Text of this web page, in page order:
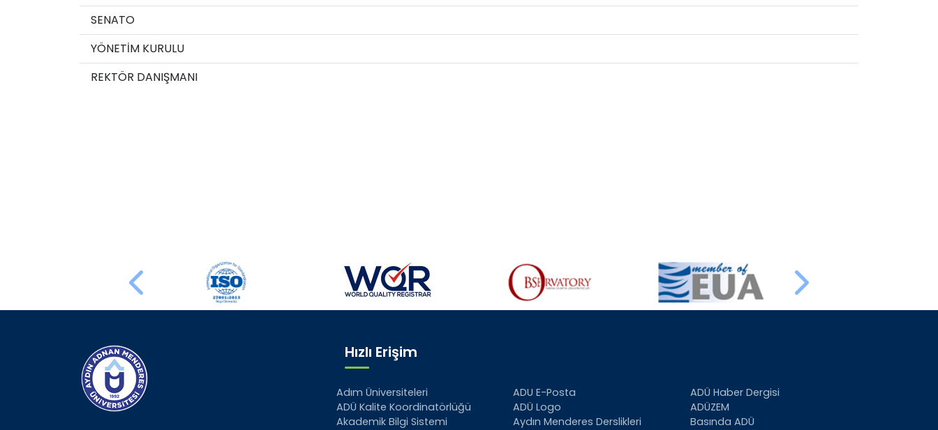
SENATO
YÖNETİM KURULU
REKTÖR DANIŞMANI
Next
Hızlı Erişim
Adım Üniversiteleri ADU E-Posta
ADÜ Haber Dergisi
ADÜ Kalite Koordinatörlüğü
ADÜ Logo
ADÜZEM
Akademik Bilgi Sistemi
Aydın Menderes Derslikleri
Basında ADÜ